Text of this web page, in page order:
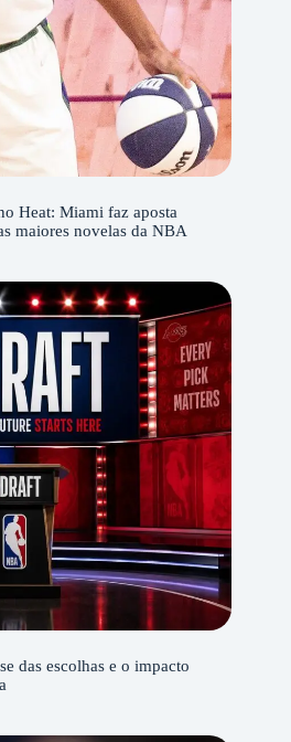
Heat: Miami faz aposta
maiores novelas da NBA
das escolhas e o impacto